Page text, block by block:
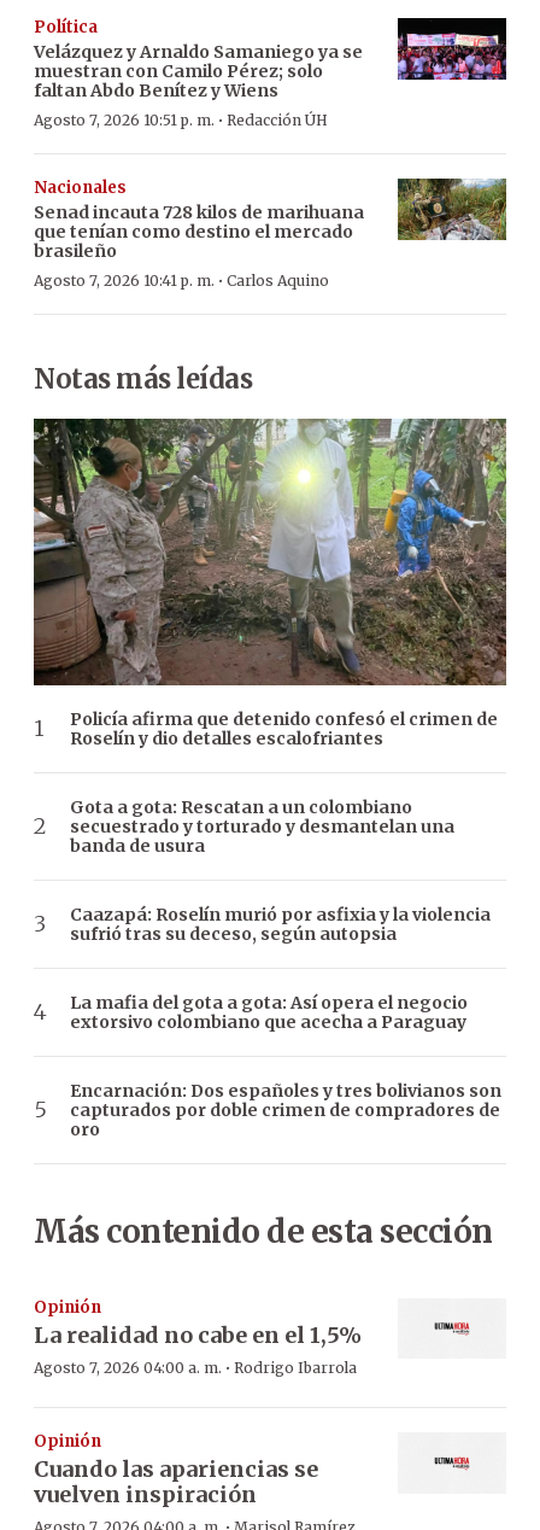
Política
Velázquez y Arnaldo Samaniego ya se
muestran con Camilo Pérez; solo
faltan Abdo Benítez y Wiens
Agosto 7, 2026 10:51 p. m. · Redacción ÚH
Nacionales
Senad incauta 728 kilos de marihuana
que tenían como destino el mercado
brasileño
Agosto 7, 2026 10:41 p. m. · Carlos Aquino
Notas más leídas
Policía afirma que detenido confesó el crimen de
Roselín y dio detalles escalofriantes
Gota a gota: Rescatan a un colombiano
secuestrado y torturado y desmantelan una
banda de usura
Caazapá: Roselín murió por asfixia y la violencia
sufrió tras su deceso, según autopsia
La mafia del gota a gota: Así opera el negocio
extorsivo colombiano que acecha a Paraguay
Encarnación: Dos españoles y tres bolivianos son
capturados por doble crimen de compradores de
oro
Más contenido de esta sección
Opinión
La realidad no cabe en el 1,5%
Agosto 7, 2026 04:00 a. m. · Rodrigo Ibarrola
Opinión
Cuando las apariencias se
vuelven inspiración